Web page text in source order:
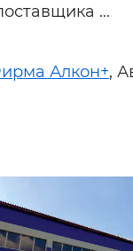
…
Алкон+,